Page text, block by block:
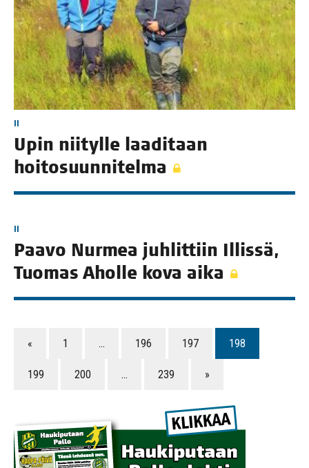
II
Upin nii­tyl­le laa­di­taan
hoitosuunnitelma
II
Paa­vo Nur­mea juh­lit­tiin Illis­sä,
Tuo­mas Ahol­le kova aika
« 1 … 196 197 198
199 200 … 239 »